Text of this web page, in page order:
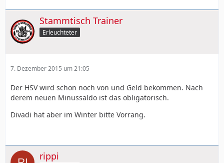
Stammtisch Trainer
Erleuchteter
7. Dezember 2015 um 21:05
Der HSV wird schon noch von und Geld bekommen. Nach
derem neuen Minussaldo ist das obligatorisch.
Divadi hat aber im Winter bitte Vorrang.
rippi